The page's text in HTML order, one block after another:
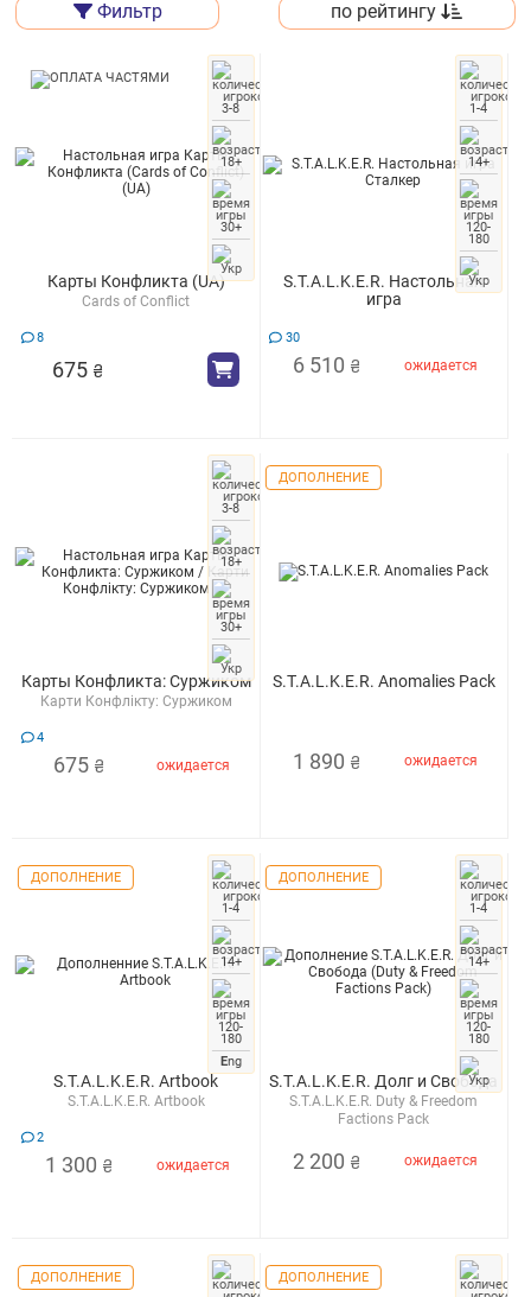
Фильтр по рейтингу
Карты Конфликта (UA)
Cards of Сonflict
3-8
18+
30+
8
675 ₴
S.T.A.L.K.E.R. Настольная
игра
1-4
14+
120-
180
30
6 510 ₴ ожидается
Карты Конфликта: Суржиком
Карти Конфлікту: Суржиком
3-8
18+
30+
4
675 ₴ ожидается
S.T.A.L.K.E.R. Anomalies Pack
ДОПОЛНЕНИЕ
1 890 ₴ ожидается
S.T.A.L.K.E.R. Artbook
S.T.A.L.K.E.R. Artbook
1-4
14+
120-
180
Eng
ДОПОЛНЕНИЕ
2
1 300 ₴ ожидается
S.T.A.L.K.E.R. Долг и Свобода
S.T.A.L.K.E.R. Duty & Freedom
Factions Pack
1-4
14+
120-
180
ДОПОЛНЕНИЕ
2 200 ₴ ожидается
ДОПОЛНЕНИЕ ДОПОЛНЕНИЕ